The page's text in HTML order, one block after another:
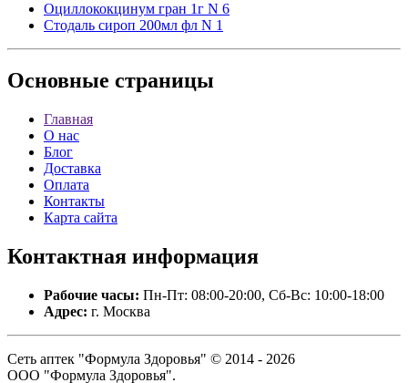
Оциллококцинум гран 1г N 6
Стодаль сироп 200мл фл N 1
Основные страницы
Главная
О нас
Блог
Доставка
Оплата
Контакты
Карта сайта
Контактная информация
Рабочие часы: Пн-Пт: 08:00-20:00, Сб-Вс: 10:00-18:00
Адрес: г. Москва
Сеть аптек "Формула Здоровья" © 2014 - 2026
ООО "Формула Здоровья".